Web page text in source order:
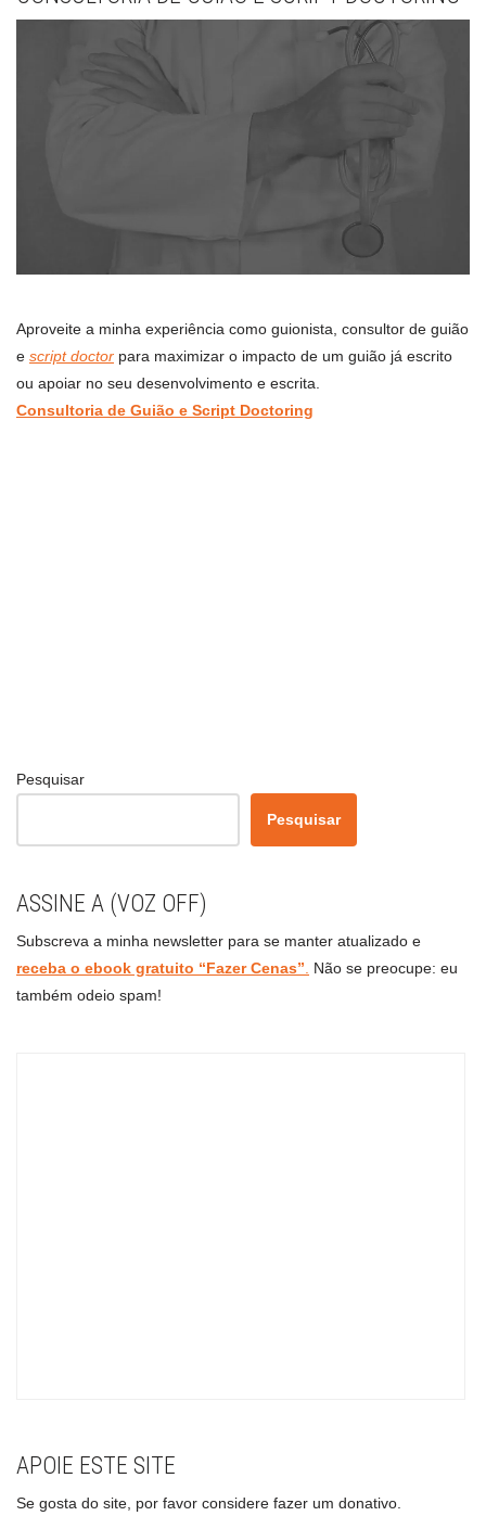
Aproveite a minha experiência como guionista, consultor de guião
e script doctor para maximizar o impacto de um guião já escrito
ou apoiar no seu desenvolvimento e escrita.
Consultoria de Guião e Script Doctoring
Pesquisar
Pesquisar
ASSINE A (VOZ OFF)
Subscreva a minha newsletter para se manter atualizado e
receba o ebook gratuito “Fazer Cenas”
Não se preocupe: eu
também odeio spam!
APOIE ESTE SITE
Se gosta do site, por favor considere fazer um donativo.